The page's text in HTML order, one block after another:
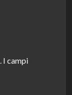
I campi